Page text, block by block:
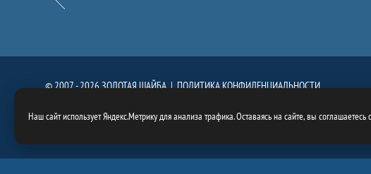
© 2007 - 2026 ЗОЛОТАЯ ШАЙБА |ПОЛИТИКА КОНФИДЕНЦИАЛЬНОСТИ
Наш сайт использует Яндекс.Метрику для анализа трафика. Оставаясь на сайте, вы соглашаетесь с